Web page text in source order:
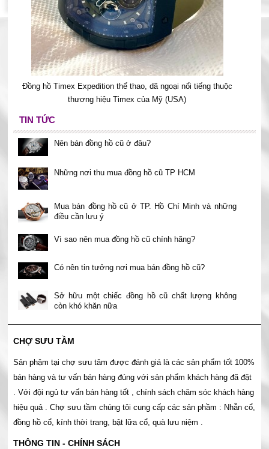
Đồng hồ Timex Expedition thể thao, dã ngoại nổi tiếng thuộc
thương hiệu Timex của Mỹ (USA)
TIN TỨC
Nên bán đồng hồ cũ ở đâu?
Những nơi thu mua đồng hồ cũ TP HCM
Mua bán đồng hồ cũ ở TP. Hồ Chí Minh và những
điều cần lưu ý
Vì sao nên mua đồng hồ cũ chính hãng?
Có nên tin tưởng nơi mua bán đồng hồ cũ?
Sở hữu một chiếc đồng hồ cũ chất lượng không
còn khó khăn nữa
CHỢ SƯU TẦM
Sản phậm tại chợ sưu tâm được đánh giá là các sản phẩm tốt 100%
bán hàng và tư vấn bán hàng đúng với sản phẩm khách hàng đã đặt
. Với đội ngủ tư vấn bán hàng tốt , chính sách chăm sóc khách hàng
hiệu quả . Chợ sưu tầm chúng tôi cung cấp các sản phầm : Nhẫn cổ,
đồng hồ cổ, kính thời trang, bật lữa cổ, quà lưu niệm .
THÔNG TIN - CHÍNH SÁCH